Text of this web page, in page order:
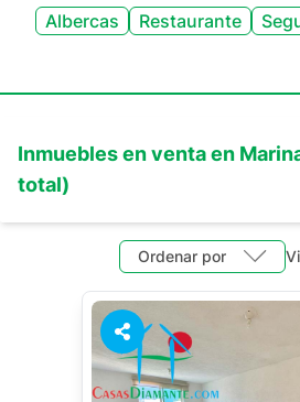
Albercas
Restaurante
Inmuebles enventaen
total)
Ordenar por